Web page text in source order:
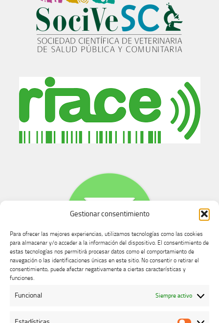
Gestionar consentimiento
Para ofrecer las mejores experiencias, utilizamos tecnologías como las cookies
para almacenar y/o acceder a la información del dispositivo. El consentimiento de
estas tecnologías nos permitirá procesar datos como el comportamiento de
navegación o las identificaciones únicas en este sitio. No consentir o retirar el
consentimiento, puede afectar negativamente a ciertas características y
funciones.
Funcional Siempre activo
Buzón de dudas, quejas y sugerencias